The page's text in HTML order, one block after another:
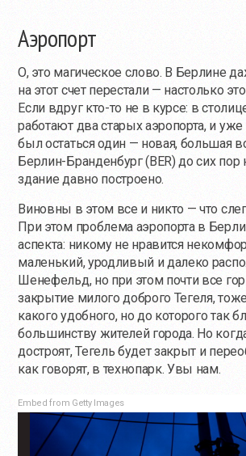
Аэропорт
О, это магическое слово. В Берлине
на этот счет перестали — настолько
Если вдруг кто-тоне в курсе: в
работают два старых аэропорта, и
был остаться один — новая, большая
Берлин-Бранденбург (BER) до сих пор
здание давно построено.
Виновны в этом все и никто — что
При этом проблема аэропорта в
аспекта: никому не нравится
маленький, уродливый и далеко
Шенефельд, но при этом почти все
закрытие милого доброго Тегеля,
какого удобного, но до которого так
большинству жителей города. Но
достроят, Тегель будет закрыт и
как говорят, в технопарк. Увы нам.
Embed from Getty Images